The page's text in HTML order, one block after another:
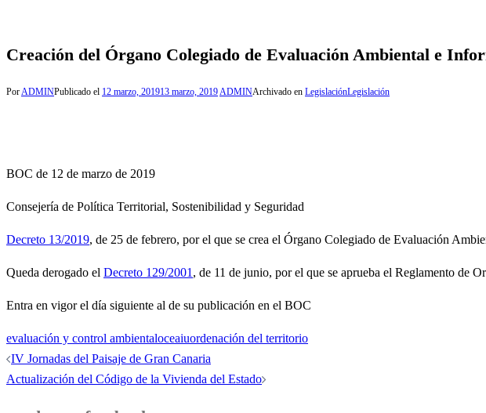
Creación del Órgano Colegiado de Evaluación Ambiental e
PorADMINPublicado el 12 marzo, 201913 marzo, 2019ADMINArchivado en LegislaciónLegislación
BOC de 12 de marzo de 2019
Consejería de Política Territorial, Sostenibilidad y Seguridad
Decreto 13/2019, de 25 de febrero, por el que se crea el Órgano Colegiado de Evaluación
Queda derogado el Decreto 129/2001 , de 11 de junio, por el que se aprueba el Reglamento de
Entra en vigor el día siguiente al de su publicación en el BOC
evaluación y control ambientaloceaiuordenación del territorio
Navegación
de
IV Jornadas del Paisaje de Gran Canaria
Actualización del Código de la Vivienda del Estado